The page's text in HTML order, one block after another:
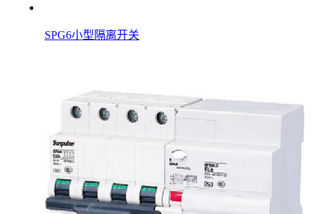
SPG6小型隔离开关